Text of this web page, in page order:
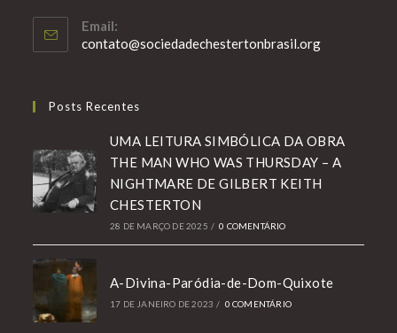
Email:
contato@sociedadechestertonbrasil.orgAbre
Posts Recentes
UMA LEITURA SIMBÓLICA DA OBRA
THE MAN WHO WAS THURSDAY – A
NIGHTMARE DE GILBERT KEITH
CHESTERTON
28 DE MARÇO DE 2025 / 0 COMENTÁRIO
A-Divina-Paródia-de-Dom-Quixote
17 DE JANEIRO DE 2023 / 0 COMENTÁRIO